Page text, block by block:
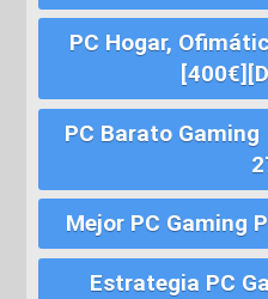
PC Hogar,
PC Barato
Mejor PC Gaming
Estrategia PC